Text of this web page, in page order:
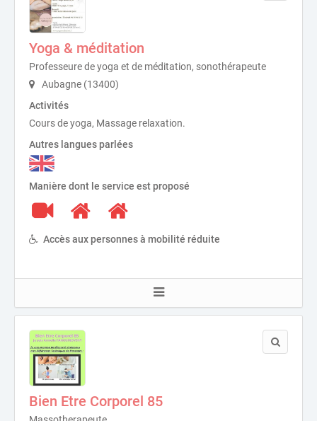
Yoga & méditation
Professeure de yoga et de méditation, sonothérapeute
Aubagne (13400)
Activités
Cours de yoga, Massage relaxation.
Autres langues parlées
Manière dont le service est proposé
Accès aux personnes à mobilité réduite
Bien Etre Corporel 85